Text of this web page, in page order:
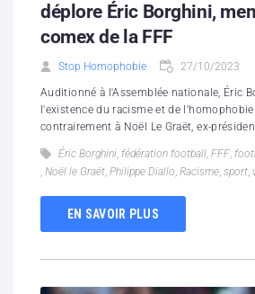
déplore Éric Borghini,
comex de la FFF
Stop Homophobie 27/10/2023
Auditionné à l'Assemblée nationale, Éric
l'existence du racisme et de
contrairement à Noël Le Graët, ex-
Éric Borghini, fédération football, FFF,
, Noël le Graët, Philippe Diallo, Racisme, sport,
EN SAVOIR PLUS